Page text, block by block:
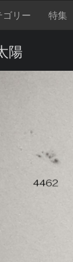
ゴリー 特集
陽